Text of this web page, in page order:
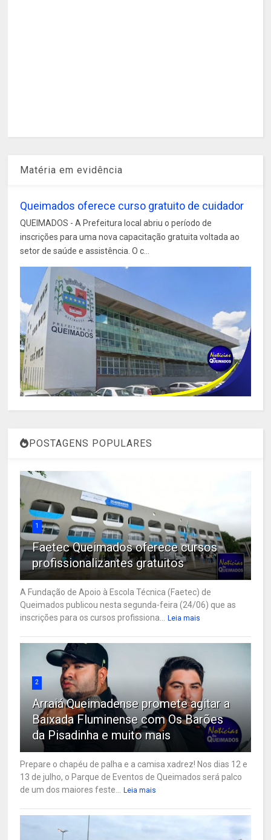
Matéria em evidência
Queimados oferece curso gratuito de cuidador
QUEIMADOS - A Prefeitura local abriu o período de
inscrições para uma nova capacitação gratuita voltada ao
setor de saúde e assistência. O c...
POSTAGENS POPULARES
1
Faetec Queimados oferece cursos
profissionalizantes gratuitos
A Fundação de Apoio à Escola Técnica (Faetec) de
Queimados publicou nesta segunda-feira (24/06) que as
inscrições para os cursos profissiona...
Leia mais
2
Arraiá Queimadense promete agitar a
Baixada Fluminense com Os Barões
da Pisadinha e muito mais
Prepare o chapéu de palha e a camisa xadrez! Nos dias 12 e
13 de julho, o Parque de Eventos de Queimados será palco
de um dos maiores feste...
Leia mais